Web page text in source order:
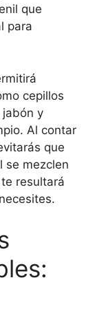
que
para
cepillos
y
Al contar
que
se mezclen
resultará